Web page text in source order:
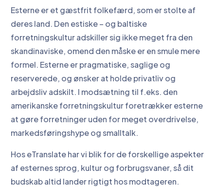
Esterne er et gæstfrit folkefærd, som er stolte af
deres land. Den estiske – og baltiske
forretningskultur adskiller sig ikke meget fra den
skandinaviske, omend den måske er en smule mere
formel. Esterne er pragmatiske, saglige og
reserverede, og ønsker at holde privatliv og
arbejdsliv adskilt. I modsætning til f.eks. den
amerikanske forretningskultur foretrækker esterne
at gøre forretninger uden for meget overdrivelse,
markedsføringshype og smalltalk.
Hos eTranslate har vi blik for de forskellige aspekter
af esternes sprog, kultur og forbrugsvaner, så dit
budskab altid lander rigtigt hos modtageren.